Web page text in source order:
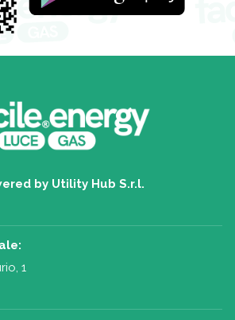
by Utility Hub S.r.l.
1